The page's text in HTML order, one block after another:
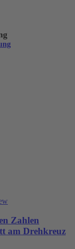
Zahlen
am Drehkreuz